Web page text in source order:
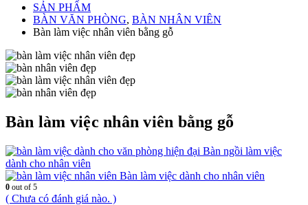
SẢN PHẨM
BÀN VĂN PHÒNG, BÀN NHÂN VIÊN
Bàn làm việc nhân viên bằng gỗ
Bàn làm việc nhân viên bằng gỗ
Bàn ngồi làm việc
dành cho nhân viên
Bàn làm việc dành cho nhân viên
0 out of 5
( Chưa có đánh giá nào. )